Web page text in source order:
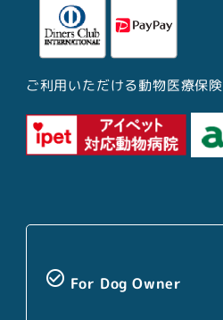
ご利用いただける動物医療保険
check_circle_outline For Dog Owner